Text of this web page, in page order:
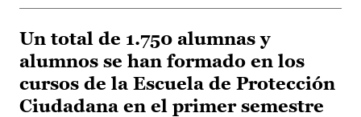
Un total de 1.750 alumnas y
alumnos se han formado en los
cursos de la Escuela de Protección
Ciudadana en el primer semestre